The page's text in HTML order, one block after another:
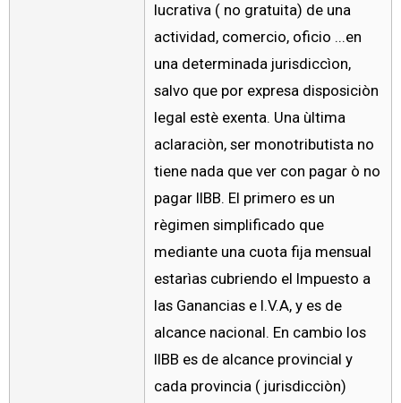
lucrativa ( no gratuita) de una
actividad, comercio, oficio ...en
una determinada jurisdiccìon,
salvo que por expresa disposiciòn
legal estè exenta. Una ùltima
aclaraciòn, ser monotributista no
tiene nada que ver con pagar ò no
pagar IIBB. El primero es un
règimen simplificado que
mediante una cuota fija mensual
estarìas cubriendo el Impuesto a
las Ganancias e I.V.A, y es de
alcance nacional. En cambio los
IIBB es de alcance provincial y
cada provincia ( jurisdicciòn)